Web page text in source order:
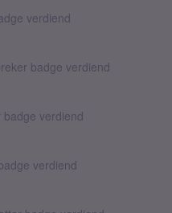
verdiend
badge verdiend
verdiend
verdiend